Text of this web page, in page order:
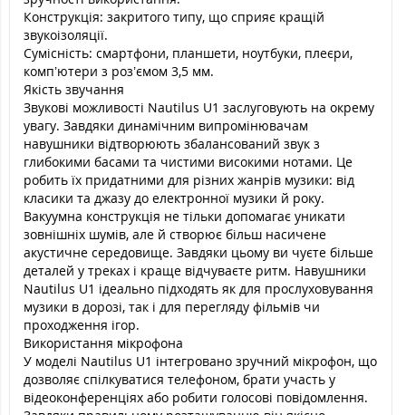
Конструкція: закритого типу, що сприяє кращій
звукоізоляції.
Сумісність: смартфони, планшети, ноутбуки, плеєри,
комп’ютери з роз’ємом 3,5 мм.
Якість звучання
Звукові можливості Nautilus U1 заслуговують на окрему
увагу. Завдяки динамічним випромінювачам
навушники відтворюють збалансований звук з
глибокими басами та чистими високими нотами. Це
робить їх придатними для різних жанрів музики: від
класики та джазу до електронної музики й року.
Вакуумна конструкція не тільки допомагає уникати
зовнішніх шумів, але й створює більш насичене
акустичне середовище. Завдяки цьому ви чуєте більше
деталей у треках і краще відчуваєте ритм. Навушники
Nautilus U1 ідеально підходять як для прослуховування
музики в дорозі, так і для перегляду фільмів чи
проходження ігор.
Використання мікрофона
У моделі Nautilus U1 інтегровано зручний мікрофон, що
дозволяє спілкуватися телефоном, брати участь у
відеоконференціях або робити голосові повідомлення.